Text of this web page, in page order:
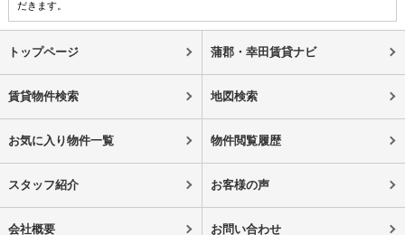
だきます。
トップページ 蒲郡・幸田賃貸ナビ
賃貸物件検索 地図検索
お気に入り物件一覧 物件閲覧履歴
スタッフ紹介 お客様の声
会社概要 お問い合わせ